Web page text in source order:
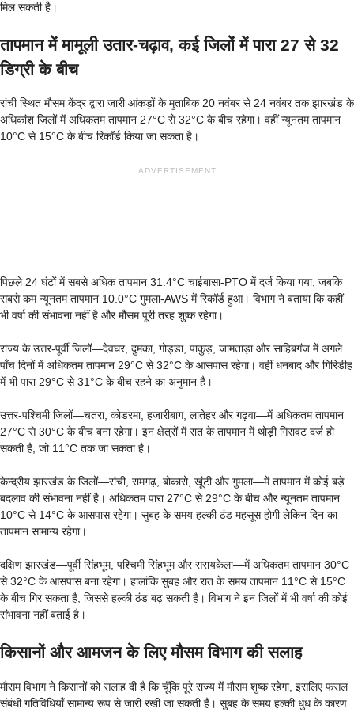
मिल सकती है।
तापमान में मामूली उतार-चढ़ाव, कई जिलों में पारा 27 से 32
डिग्री के बीच
रांची स्थित मौसम केंद्र द्वारा जारी आंकड़ों के मुताबिक 20 नवंबर से 24 नवंबर तक झारखंड के
अधिकांश जिलों में अधिकतम तापमान 27°C से 32°C के बीच रहेगा। वहीं न्यूनतम तापमान
10°C से 15°C के बीच रिकॉर्ड किया जा सकता है।
ADVERTISEMENT
पिछले 24 घंटों में सबसे अधिक तापमान 31.4°C चाईबासा-PTO में दर्ज किया गया, जबकि
सबसे कम न्यूनतम तापमान 10.0°C गुमला-AWS में रिकॉर्ड हुआ। विभाग ने बताया कि कहीं
भी वर्षा की संभावना नहीं है और मौसम पूरी तरह शुष्क रहेगा।
राज्य के उत्तर-पूर्वी जिलों—देवघर, दुमका, गोड्डा, पाकुड़, जामताड़ा और साहिबगंज में अगले
पाँच दिनों में अधिकतम तापमान 29°C से 32°C के आसपास रहेगा। वहीं धनबाद और गिरिडीह
में भी पारा 29°C से 31°C के बीच रहने का अनुमान है।
उत्तर-पश्चिमी जिलों—चतरा, कोडरमा, हजारीबाग, लातेहर और गढ़वा—में अधिकतम तापमान
27°C से 30°C के बीच बना रहेगा। इन क्षेत्रों में रात के तापमान में थोड़ी गिरावट दर्ज हो
सकती है, जो 11°C तक जा सकता है।
केन्द्रीय झारखंड के जिलों—रांची, रामगढ़, बोकारो, खूंटी और गुमला—में तापमान में कोई बड़े
बदलाव की संभावना नहीं है। अधिकतम पारा 27°C से 29°C के बीच और न्यूनतम तापमान
10°C से 14°C के आसपास रहेगा। सुबह के समय हल्की ठंड महसूस होगी लेकिन दिन का
तापमान सामान्य रहेगा।
दक्षिण झारखंड—पूर्वी सिंहभूम, पश्चिमी सिंहभूम और सरायकेला—में अधिकतम तापमान 30°C
से 32°C के आसपास बना रहेगा। हालांकि सुबह और रात के समय तापमान 11°C से 15°C
के बीच गिर सकता है, जिससे हल्की ठंड बढ़ सकती है। विभाग ने इन जिलों में भी वर्षा की कोई
संभावना नहीं बताई है।
किसानों और आमजन के लिए मौसम विभाग की सलाह
मौसम विभाग ने किसानों को सलाह दी है कि चूँकि पूरे राज्य में मौसम शुष्क रहेगा, इसलिए फसल
संबंधी गतिविधियाँ सामान्य रूप से जारी रखी जा सकती हैं। सुबह के समय हल्की धुंध के कारण